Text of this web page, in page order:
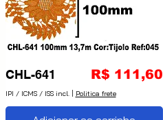
CHL-641 Preço
R$ 111,60
IPI / ICMS / ISS incl.| Politica frete